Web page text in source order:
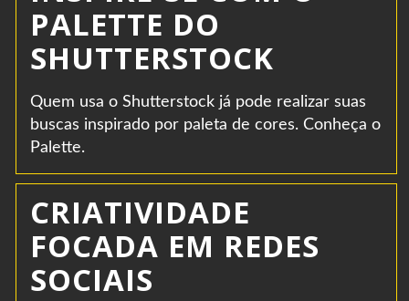
PALETTE DO
SHUTTERSTOCK
Quem usa o Shutterstock já pode realizar suas
buscas inspirado por paleta de cores. Conheça o
Palette.
CRIATIVIDADE
FOCADA EM REDES
SOCIAIS